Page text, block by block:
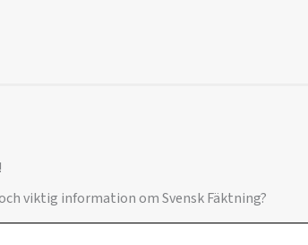
viktig information om Svensk Fäktning?